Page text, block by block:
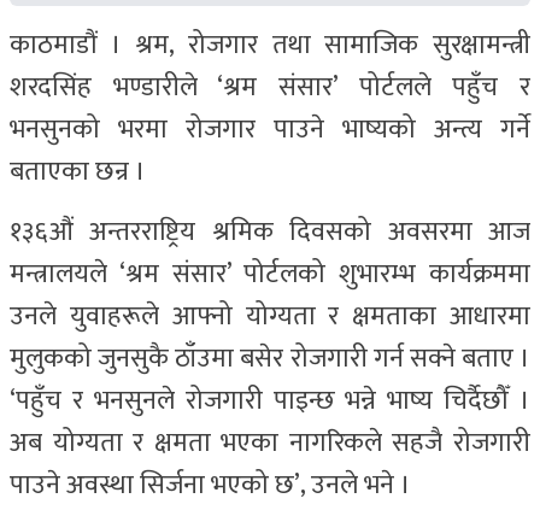
काठमाडौं । श्रम, रोजगार तथा सामाजिक सुरक्षामन्त्री
शरदसिंह भण्डारीले ‘श्रम संसार’ पोर्टलले पहुँच र
भनसुनको भरमा रोजगार पाउने भाष्यको अन्त्य गर्ने
बताएका छन्र ।
१३६औं अन्तरराष्ट्रिय श्रमिक दिवसको अवसरमा आज
मन्त्रालयले ‘श्रम संसार’ पोर्टलको शुभारम्भ कार्यक्रममा
उनले युवाहरूले आफ्नो योग्यता र क्षमताका आधारमा
मुलुकको जुनसुकै ठाँउमा बसेर रोजगारी गर्न सक्ने बताए ।
‘पहुँच र भनसुनले रोजगारी पाइन्छ भन्ने भाष्य चिर्दैछौँ ।
अब योग्यता र क्षमता भएका नागरिकले सहजै रोजगारी
पाउने अवस्था सिर्जना भएको छ’, उनले भने ।